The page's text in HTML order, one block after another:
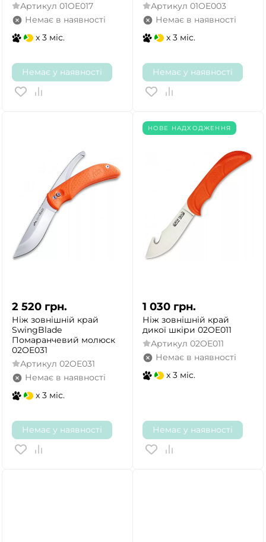
Артикул 01OE017
Немає в наявності
x 3 міс.
Немає у наявності
Артикул 01OE003
Немає в наявності
x 3 міс.
Немає у наявності
2 520 грн.
Ніж зовнішній край
SwingBlade
Помаранчевий молюск
02OE031
Артикул 02OE031
Немає в наявності
x 3 міс.
Немає у наявності
НОВЕ НАДХОДЖЕННЯ
1 030 грн.
Ніж зовнішній край
дикої шкіри 02OE011
Артикул 02OE011
Немає в наявності
x 3 міс.
Немає у наявності